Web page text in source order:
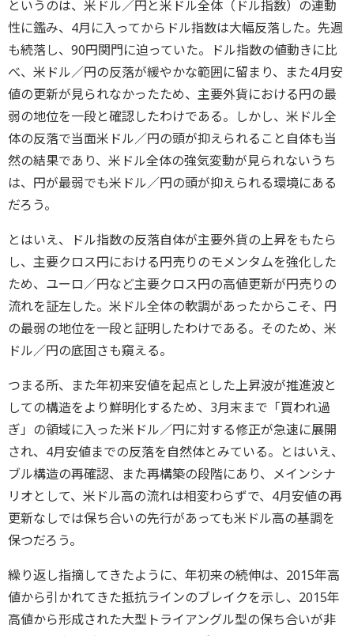
というのは、米ドル／円と米ドル全体（ドル指数）の連動
性に鑑み、4月に入ってからドル指数は大幅反落した。先週
も続落し、90円関門に迫っていた。ドル指数の値動きに比
べ、米ドル／円の反落が緩やかな範囲に留まり、また4月安
値の更新が見られなかったため、主要外貨における円の最
弱の地位を一段と確認したわけである。しかし、米ドル全
体の反落で当面米ドル／円の頭が抑えられること自体も当
然の結果であり、米ドル全体の強気変動が見られないうち
は、円が最弱でも米ドル／円の頭が抑えられる環境にある
だろう。
とはいえ、ドル指数の反落自体が主要外貨の上昇をもたら
し、主要クロス円における円売りのモメンタムを強化した
ため、ユーロ／円など主要クロス円の高値更新が円売りの
流れを証左した。米ドル全体の軟調があったからこそ、円
の最弱の地位を一段と証明したわけである。そのため、米
ドル／円の底固さも窺える。
つまる所、また年初来安値を起点とした上昇波が推進波と
しての構造をより鮮明化するため、3月末まで「買われ過
ぎ」の領域に入った米ドル／円に対する修正が急速に展開
され、4月安値までの反落を自然体とみている。とはいえ、
ブル構造の再確認、また再構築の段階にあり、メインシナ
リオとして、米ドル高の流れは相変わらずで、4月安値の再
更新なしでは保ち合いの先行があっても米ドル高の基調を
保つだろう。
繰り返し指摘してきたように、年初来の続伸は、2015年高
値から引かれてきた抵抗ラインのブレイクを示し、2015年
高値から形成された大型トライアングル型の保ち合いが非